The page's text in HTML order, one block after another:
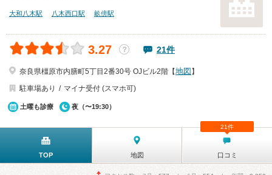
大和八木駅 八木西口駅 畝傍駅
3.27 ？ 21件
奈良県橿原市内膳町5丁目2番30号 OJビル2階【地図 】
駐車場あり
マイナ受付 (スマホ可)
土曜も診療 夜（〜19:30）
TOP 地図 口コミ
21件